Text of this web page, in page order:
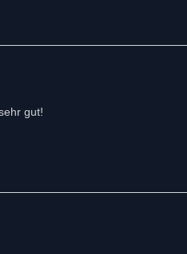
gut!